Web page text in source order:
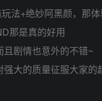
法+绝妙阿黑颜，那体
那是真的好用
剧情也意外的不错~
大的质量征服大家的